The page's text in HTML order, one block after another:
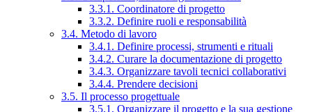
3.3.1. Coordinatore di progetto
3.3.2. Definire ruoli e responsabilità
3.4. Metodo di lavoro
3.4.1. Definire processi, strumenti e rituali
3.4.2. Curare la documentazione di progetto
3.4.3. Organizzare tavoli tecnici collaborativi
3.4.4. Prendere decisioni
3.5. Il processo progettuale
3.5.1. Organizzare il progetto e la sua gestione